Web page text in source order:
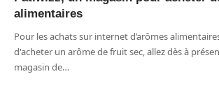
alimentaires
Pour les achats sur internet d’arômes
d'acheter un arôme de fruit sec, allez dès à
magasin de…